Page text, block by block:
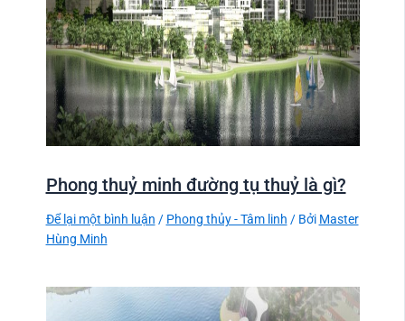
Phong thuỷ minh đường tụ thuỷ là gì?
Để lại một bình luận / Phong thủy - Tâm linh / Bởi Master
Hùng Minh